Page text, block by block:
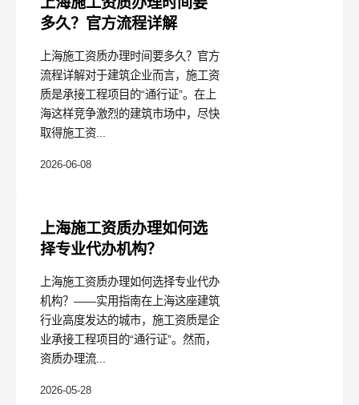
多久？官方流程详解
上海施工资质办理时间要多久？官方
流程详解对于建筑企业而言，施工资
质是承接工程项目的“通行证”。在上
海这样竞争激烈的建筑市场中，尽快
取得施工资...
2026-06-08
上海施工资质办理如何选
择专业代办机构？
上海施工资质办理如何选择专业代办
机构？——实用指南在上海这座建筑
行业高度发达的城市，施工资质是企
业承接工程项目的“通行证”。然而，
资质办理流...
2026-05-28